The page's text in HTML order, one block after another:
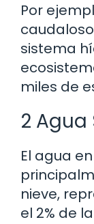
Por
sistema
miles de
2 Agua
El agua
nieve,
el 2% de